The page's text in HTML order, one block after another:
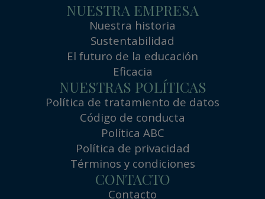
NUESTRA EMPRESA
Nuestra historia
Sustentabilidad
El futuro de la educación
Eficacia
NUESTRAS POLÍTICAS
Política de tratamiento de datos
Código de conducta
Política ABC
Política de privacidad
Términos y condiciones
CONTACTO
Contacto